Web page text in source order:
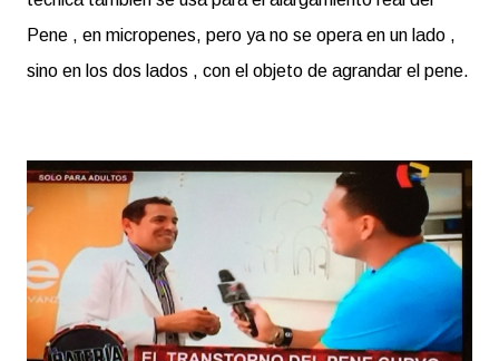
Pene , en micropenes, pero ya no se opera en un lado ,
sino en los dos lados , con el objeto de agrandar el pene.